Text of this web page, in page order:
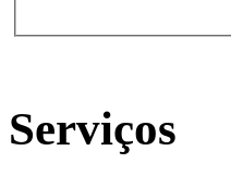
Serviços